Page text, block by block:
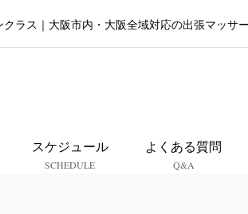
ラス｜大阪市内・大阪全域対応の出張マッサ
スケジュール
SCHEDULE
よくある質問
Q&A